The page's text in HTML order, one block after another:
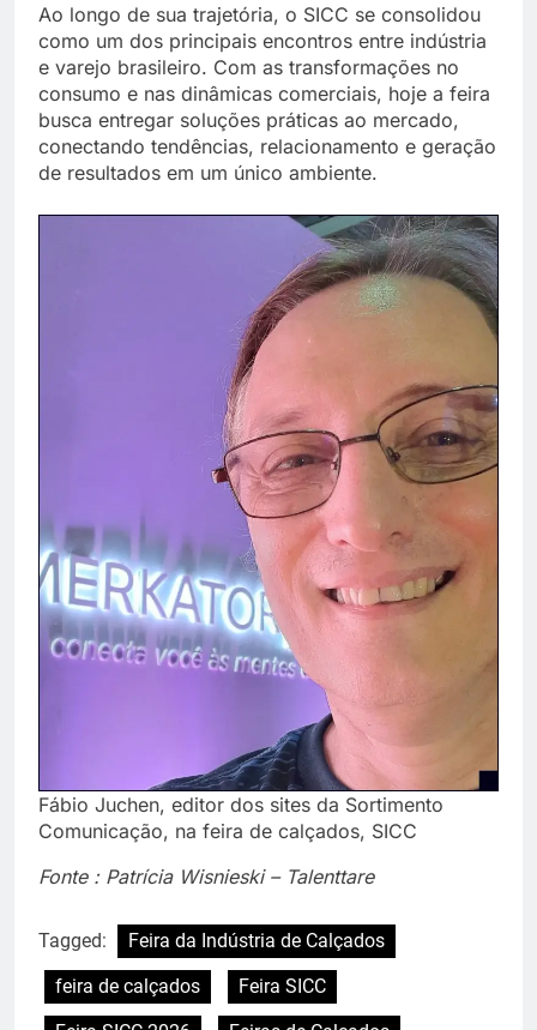
Ao longo de sua trajetória, o SICC se consolidou
como um dos principais encontros entre indústria
e varejo brasileiro. Com as transformações no
consumo e nas dinâmicas comerciais, hoje a feira
busca entregar soluções práticas ao mercado,
conectando tendências, relacionamento e geração
de resultados em um único ambiente.
Fábio Juchen, editor dos sites da Sortimento
Comunicação, na feira de calçados, SICC
Fonte : Patrícia Wisnieski – Talenttare
Tagged:
Feira da Indústria de Calçados
feira de calçados
Feira SICC